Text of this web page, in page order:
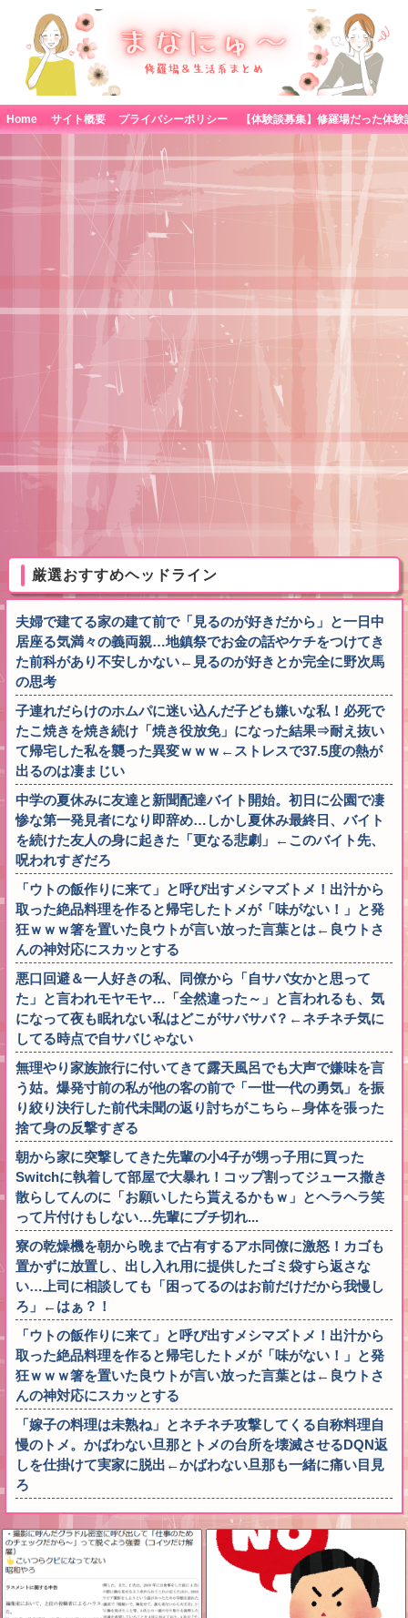
Home サイト概要 プライバシーポリシー
厳選おすすめヘッドライン
夫婦で建てる家の建て前で「見るのが好きだから」と一日中
居座る気満々の義両親…地鎮祭でお金の話やケチをつけてき
た前科があり不安しかない←見るのが好きとか完全に野次馬
の思考
子連れだらけのホムパに迷い込んだ子ども嫌いな私！必死で
たこ焼きを焼き続け「焼き役放免」になった結果⇒耐え抜い
て帰宅した私を襲った異変ｗｗｗ←ストレスで37.5度の熱が
出るのは凄まじい
中学の夏休みに友達と新聞配達バイト開始。初日に公園で凄
惨な第一発見者になり即辞め…しかし夏休み最終日、バイト
を続けた友人の身に起きた「更なる悲劇」←このバイト先、
呪われすぎだろ
「ウトの飯作りに来て」と呼び出すメシマズトメ！出汁から
取った絶品料理を作ると帰宅したトメが「味がない！」と発
狂ｗｗｗ箸を置いた良ウトが言い放った言葉とは←良ウトさ
んの神対応にスカッとする
悪口回避＆一人好きの私、同僚から「自サバ女かと思って
た」と言われモヤモヤ…「全然違った～」と言われるも、気
になって夜も眠れない私はどこがサバサバ？←ネチネチ気に
してる時点で自サバじゃない
無理やり家族旅行に付いてきて露天風呂でも大声で嫌味を言
う姑。爆発寸前の私が他の客の前で「一世一代の勇気」を振
り絞り決行した前代未聞の返り討ちがこちら←身体を張った
捨て身の反撃すぎる
朝から家に突撃してきた先輩の小4子が甥っ子用に買った
Switchに執着して部屋で大暴れ！コップ割ってジュース撒き
散らしてんのに「お願いしたら貰えるかもｗ」とヘラヘラ笑
って片付けもしない…先輩にブチ切れ...
寮の乾燥機を朝から晩まで占有するアホ同僚に激怒！カゴも
置かずに放置し、出し入れ用に提供したゴミ袋すら返さな
い…上司に相談しても「困ってるのはお前だけだから我慢し
ろ」←はぁ？！
「ウトの飯作りに来て」と呼び出すメシマズトメ！出汁から
取った絶品料理を作ると帰宅したトメが「味がない！」と発
狂ｗｗｗ箸を置いた良ウトが言い放った言葉とは←良ウトさ
んの神対応にスカッとする
「嫁子の料理は未熟ね」とネチネチ攻撃してくる自称料理自
慢のトメ。かばわない旦那とトメの台所を壊滅させるDQN返
しを仕掛けて実家に脱出←かばわない旦那も一緒に痛い目見
ろ